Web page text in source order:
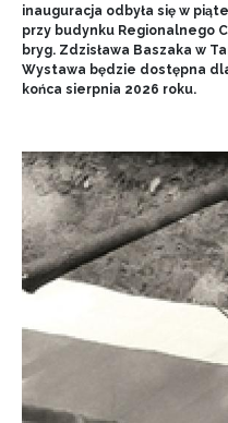
inauguracja odbyła się w
przy budynku Regionalnego
bryg. Zdzisława Baszaka w
Wystawa będzie dostępna
końca sierpnia 2026 roku.